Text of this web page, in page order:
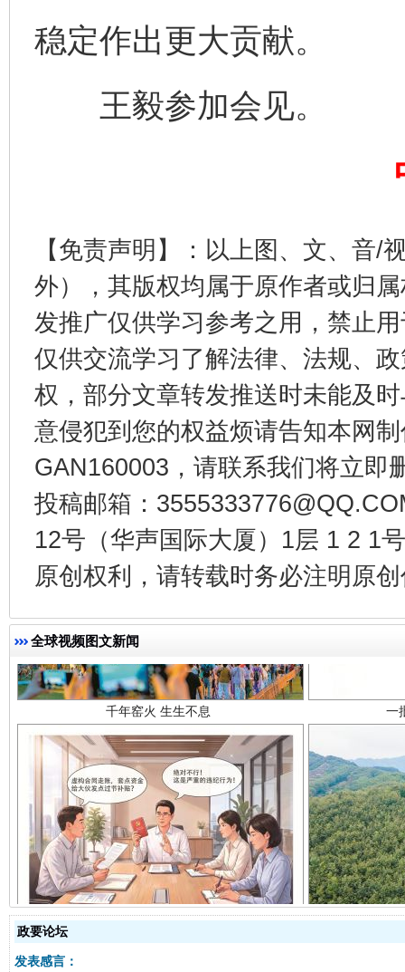
稳定作出更大贡献。
王毅参加会见。
【免责声明】：以上图、文、音/
外），其版权均属于原作者或归
发推广仅供学习参考之用，禁止
仅供交流学习了解法律、法规、
权，部分文章转发推送时未能及
意侵犯到您的权益烦请告知本网
GAN160003，请联系我们将立即
投稿邮箱：
12号（华声国际大厦）1层 1 2 1
原创权利，请转载时务必注明原
全球视频图文新闻
完善运行机制助力责任有效落实
东山县通报“牛蛙产品抗生素超标问题” 法
揭开“小金库”的免责幌子
政要论坛
发表感言：